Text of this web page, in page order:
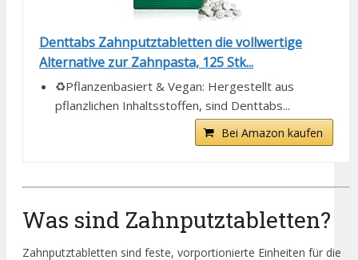
Denttabs Zahnputztabletten die vollwertige
Alternative zur Zahnpasta, 125 Stk...
♻️Pflanzenbasiert & Vegan: Hergestellt aus
pflanzlichen Inhaltsstoffen, sind Denttabs...
Bei Amazon kaufen
Was sind Zahnputztabletten?
Zahnputztabletten sind feste, vorportionierte Einheiten für die